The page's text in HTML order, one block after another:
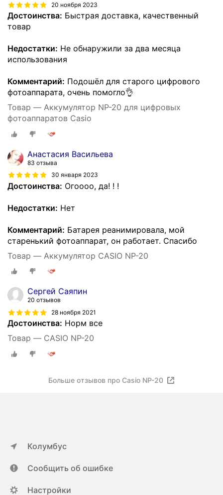
20 ноября 2023
Достоинства: Быстрая доставка, качественный
товар
Недостатки: Не обнаружили за два месяца
использования
Комментарий: Подошёл для старого цифрового
фотоаппарата, очень помогло👌
Товар — Аккумулятор NP-20 для цифровых
фотоаппаратов Casio
Анастасия Васильева
83 отзыва
30 января 2023
Достоинства: Огоооо, да! ! !
Недостатки: Нет
Комментарий: Батарея реанимировала, мой
старенький фотоаппарат, он работает. Спасибо
Товар — Аккумулятор CASIO NP-20
Сергей Саяпин
20 отзывов
28 ноября 2021
Достоинства: Норм все
Товар — CASIO NP-20
Больше отзывов про Casio NP-20
Колумбус
Сообщить об ошибке
Настройки